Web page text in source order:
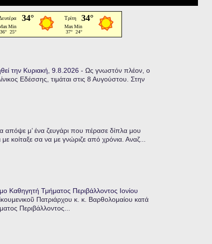
την Κυριακή, 9.8.2026 - Ως γνωστόν πλέον, ο
Εδέσσης, τιμάται στις 8 Αυγούστου. Στην
απόψε μ’ ένα ζευγάρι που πέρασε δίπλα μου
κοίταξε σα να με γνώριζε από χρόνια. Αναζ...
Καθηγητή Τμήματος Περιβάλλοντος Ιονίου
Πατριάρχου κ. κ. Βαρθολομαίου κατά
Περιβάλλοντος...